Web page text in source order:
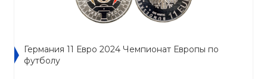
Германия 11 Евро 2024 Чемпионат Европы по
футболу